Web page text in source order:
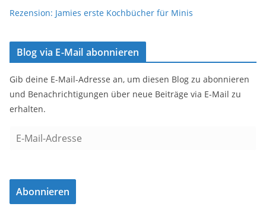
Rezension: Jamies erste Kochbücher für Minis
Blog via E-Mail abonnieren
Gib deine E-Mail-Adresse an, um diesen Blog zu abonnieren
und Benachrichtigungen über neue Beiträge via E-Mail zu
erhalten.
a
l
Abonnieren